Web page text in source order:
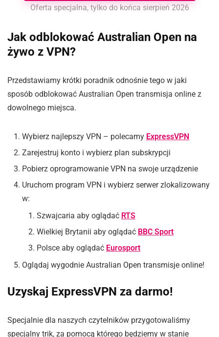
Oferta specjalna, tylko do końca sierpień 2026
Jak odblokować Australian Open na
żywo z VPN?
Przedstawiamy krótki poradnik odnośnie tego w jaki
sposób odblokować Australian Open transmisja online z
dowolnego miejsca.
Wybierz najlepszy VPN – polecamy ExpressVPN
Zarejestruj konto i wybierz plan subskrypcji
Pobierz oprogramowanie VPN na swoje urządzenie
Uruchom program VPN i wybierz serwer zlokalizowany
w:
Szwajcaria aby oglądać RTS
Wielkiej Brytanii aby oglądać BBC Sport
Polsce aby oglądać Eurosport
Oglądaj wygodnie Australian Open transmisje online!
Uzyskaj ExpressVPN za darmo!
Specjalnie dla naszych czytelników przygotowaliśmy
specjalny trik, za pomocą którego będziemy w stanie